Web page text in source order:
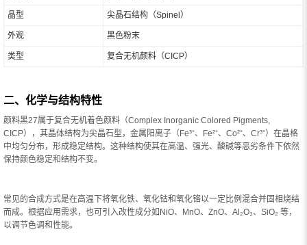
晶型 尖晶石结构（Spinel）
外观 黑色粉末
类型 复合无机颜料（CICP）
二、化学与结构特性
颜料黑27属于复合无机着色颜料（Complex Inorganic Colored Pigments,
CICP），其晶体结构为尖晶石型，金属阳离子（Fe³⁺、Fe²⁺、Co²⁺、Cr³⁺）在晶格
中均匀分布，形成稳定结构。这种结构使其在高温、强光、酸碱等恶劣条件下依然
保持颜色稳定和结构不变。
常见的合成方式是在高温下将氧化铁、氧化钴和氧化铬以一定比例混合并固相烧结
而成。根据应用需求，也可引入改性成分如NiO、MnO、ZnO、Al₂O₃、SiO₂ 等，
以调节色调和性能。